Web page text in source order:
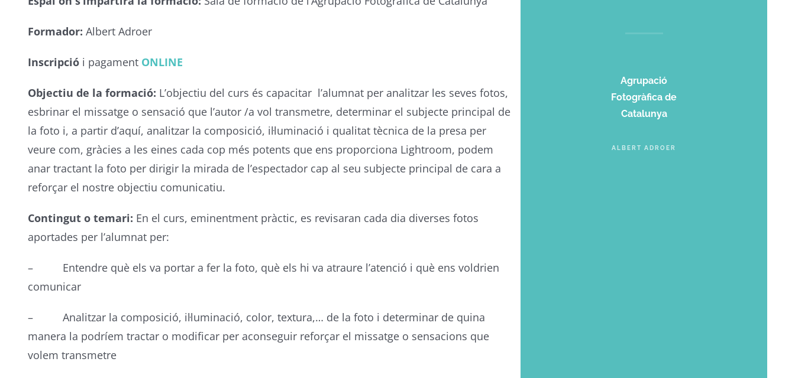
Formador: Albert Adroer
Inscripciói pagament ONLINE
Objectiu de la formació: L’objectiu del curs és capacitar l’alumnat per analitzar les seves fotos,
esbrinar el missatge o sensació que l’autor /a vol transmetre, determinar el subjecte principal de
la foto i, a partir d’aquí, analitzar la composició, il·luminació i qualitat tècnica de la presa per
veure com, gràcies a les eines cada cop més potents que ens proporciona Lightroom, podem
anar tractant la foto per dirigir la mirada de l’espectador cap al seu subjecte principal de cara a
reforçar el nostre objectiu comunicatiu.
Contingut o temari: En el curs, eminentment pràctic, es revisaran cada dia diverses fotos
aportades per l’alumnat per:
– Entendre què els va portar a fer la foto, què els hi va atraure l’atenció i què ens voldrien
comunicar
– Analitzar la composició, il·luminació, color, textura,… de la foto i determinar de quina
manera la podríem tractar o modificar per aconseguir reforçar el missatge o sensacions que
volem transmetre
Agrupació
Fotogràfica de
Catalunya
ALBERT ADROER